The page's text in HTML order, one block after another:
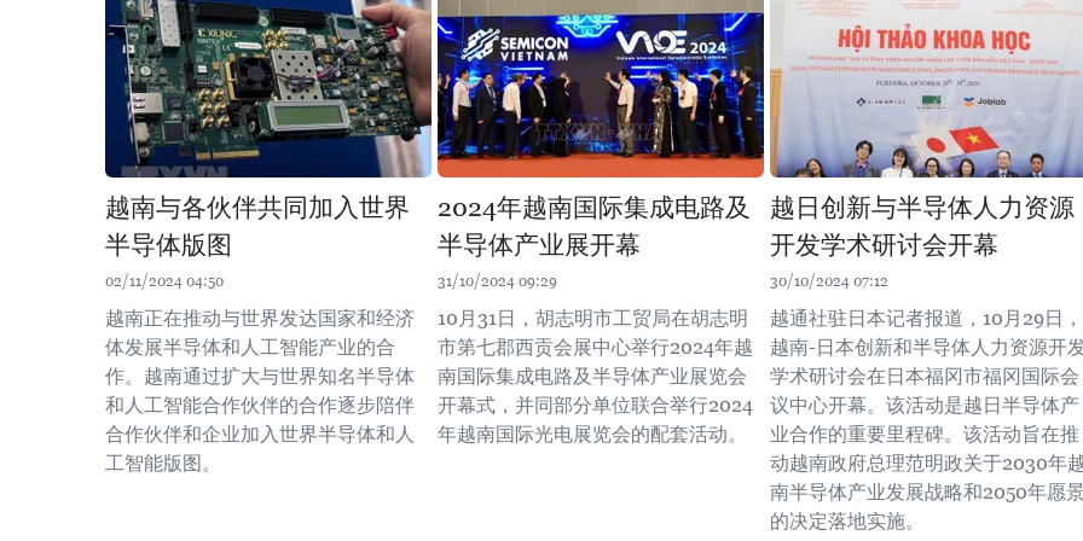
越南与各伙伴共同加入世界
半导体版图
02/11/2024 04:50
越南正在推动与世界发达国家和经济
体发展半导体和人工智能产业的合
作。越南通过扩大与世界知名半导体
和人工智能合作伙伴的合作逐步陪伴
合作伙伴和企业加入世界半导体和人
工智能版图。
2024年越南国际集成电路及
半导体产业展开幕
31/10/2024 09:29
10月31日，胡志明市工贸局在胡志明
市第七郡西贡会展中心举行2024年越
南国际集成电路及半导体产业展览会
开幕式，并同部分单位联合举行2024
年越南国际光电展览会的配套活动。
越日创新与半导体人力资源
开发学术研讨会开幕
30/10/2024 07:12
越通社驻日本记者报道，10月29日，
越南-日本创新和半导体人力资源开
学术研讨会在日本福冈市福冈国际会
议中心开幕。该活动是越日半导体产
业合作的重要里程碑。该活动旨在推
动越南政府总理范明政关于2030年
南半导体产业发展战略和2050年愿
的决定落地实施。